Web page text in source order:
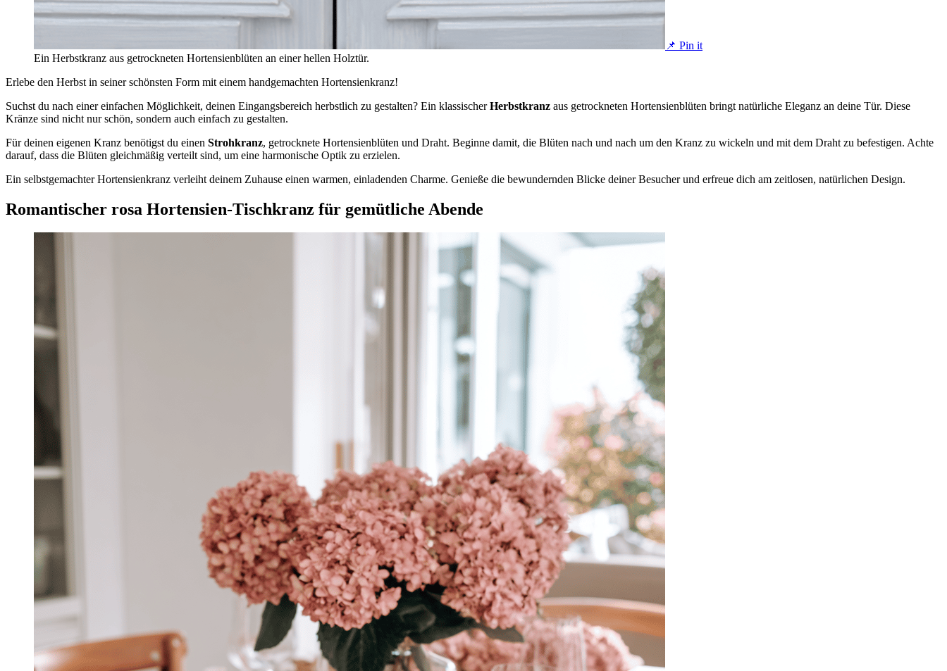
📌 Pin it
Ein Herbstkranz aus getrockneten Hortensienblüten an einer hellen Holztür.
Erlebe den Herbst in seiner schönsten Form mit einem handgemachten Hortensienkranz!
Suchst du nach einer einfachen Möglichkeit, deinen Eingangsbereich herbstlich zu gestalten? Ein klassischerHerbstkranz aus getrockneten Hortensienblüten bringt natürliche Eleganz an deine Tür. Diese
Kränze sind nicht nur schön, sondern auch einfach zu gestalten.
Für deinen eigenen Kranz benötigst du einen Strohkranz, getrocknete Hortensienblüten und Draht. Beginne damit, die Blüten nach und nach um den Kranz zu wickeln und mit dem Draht zu befestigen. Achte
darauf, dass die Blüten gleichmäßig verteilt sind, um eine harmonische Optik zu erzielen.
Ein selbstgemachter Hortensienkranz verleiht deinem Zuhause einen warmen, einladenden Charme. Genieße die bewundernden Blicke deiner Besucher und erfreue dich am zeitlosen, natürlichen Design.
Romantischer rosa Hortensien-Tischkranz für gemütliche Abende